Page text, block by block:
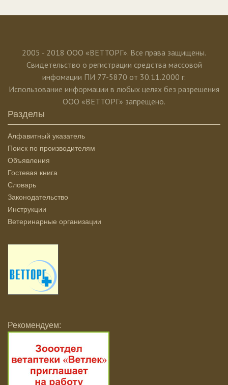
2005 - 2018 ООО «ВЕТТОРГ». Все права защищены.
Свидетельство о регистрации средства массовой
инфомации ПИ 77-5870 от 30.11.2000 г.
Использование информации в любых целях без разрешения
ООО «ВЕТТОРГ» запрещено.
Разделы
Алфавитный указатель
Поиск по производителям
Объявления
Гостевая книга
Словарь
Законодательство
Инструкции
Ветеринарные организации
Рекомендуем: